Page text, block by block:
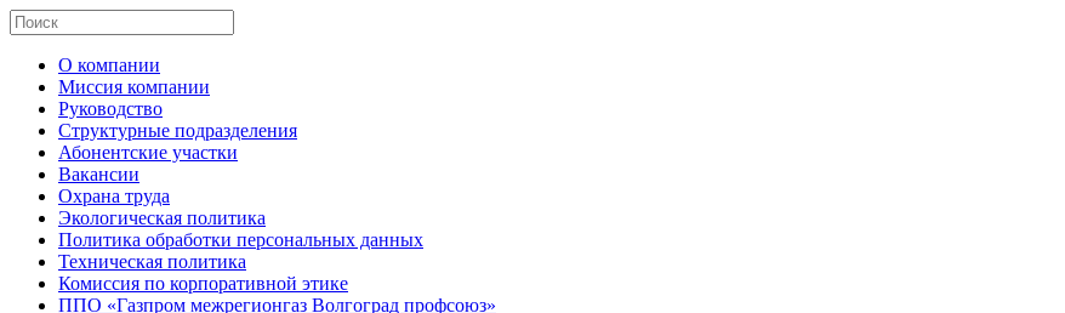
О компании
Миссия компании
Руководство
Структурные подразделения
Абонентские участки
Вакансии
Охрана труда
Экологическая политика
Политика обработки персональных данных
Техническая политика
Комиссия по корпоративной этике
ППО «Газпром межрегионгаз Волгоград профсоюз»